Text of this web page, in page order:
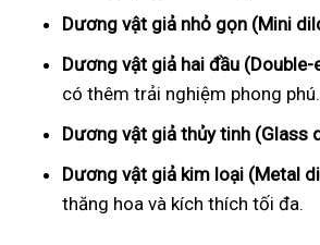
Dương vật giả nhỏ gọn (Mini
Dương vật giả hai đầu
có thêm trải nghiệm phong phú.
Dương vật giả thủy tinh (Glass
Dương vật giả kim loại (Metal
thăng hoa và kích thích tối đa.